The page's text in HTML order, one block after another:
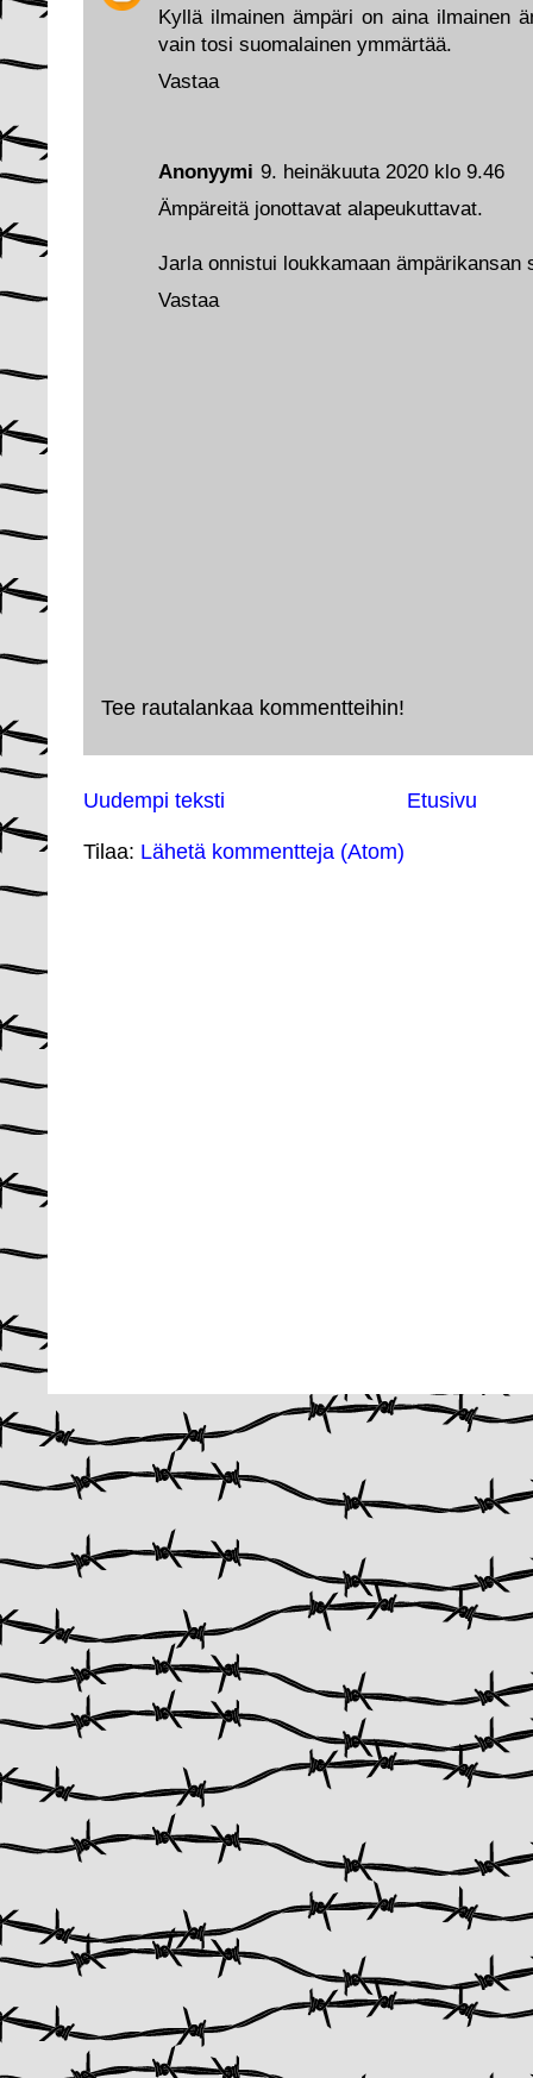
Anonyymi 9. heinäkuuta 2020 klo 9.46
Ämpäreitä jonottavat alapeukuttavat.
Jarla onnistui loukkamaan ämpärikansan
Vastaa
Kyllä ilmainen ämpäri on aina ilmainen
vain tosi suomalainen ymmärtää.
Vastaa
Tee rautalankaa kommentteihin!
Uudempi teksti Etusivu
Tilaa: Lähetä kommentteja (Atom)